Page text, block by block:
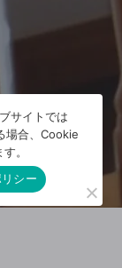
サイトでは
場合、Cookie
。
シー